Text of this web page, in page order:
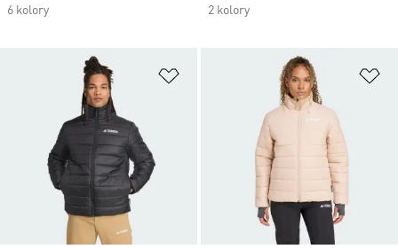
6 kolory
2 kolory
Dodaj do listy życzeń